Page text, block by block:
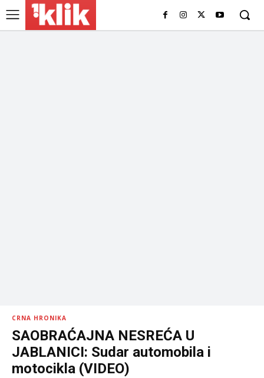
CRNA HRONIKA
SAOBRAĆAJNA NESREĆA U
JABLANICI: Sudar automobila i
motocikla (VIDEO)